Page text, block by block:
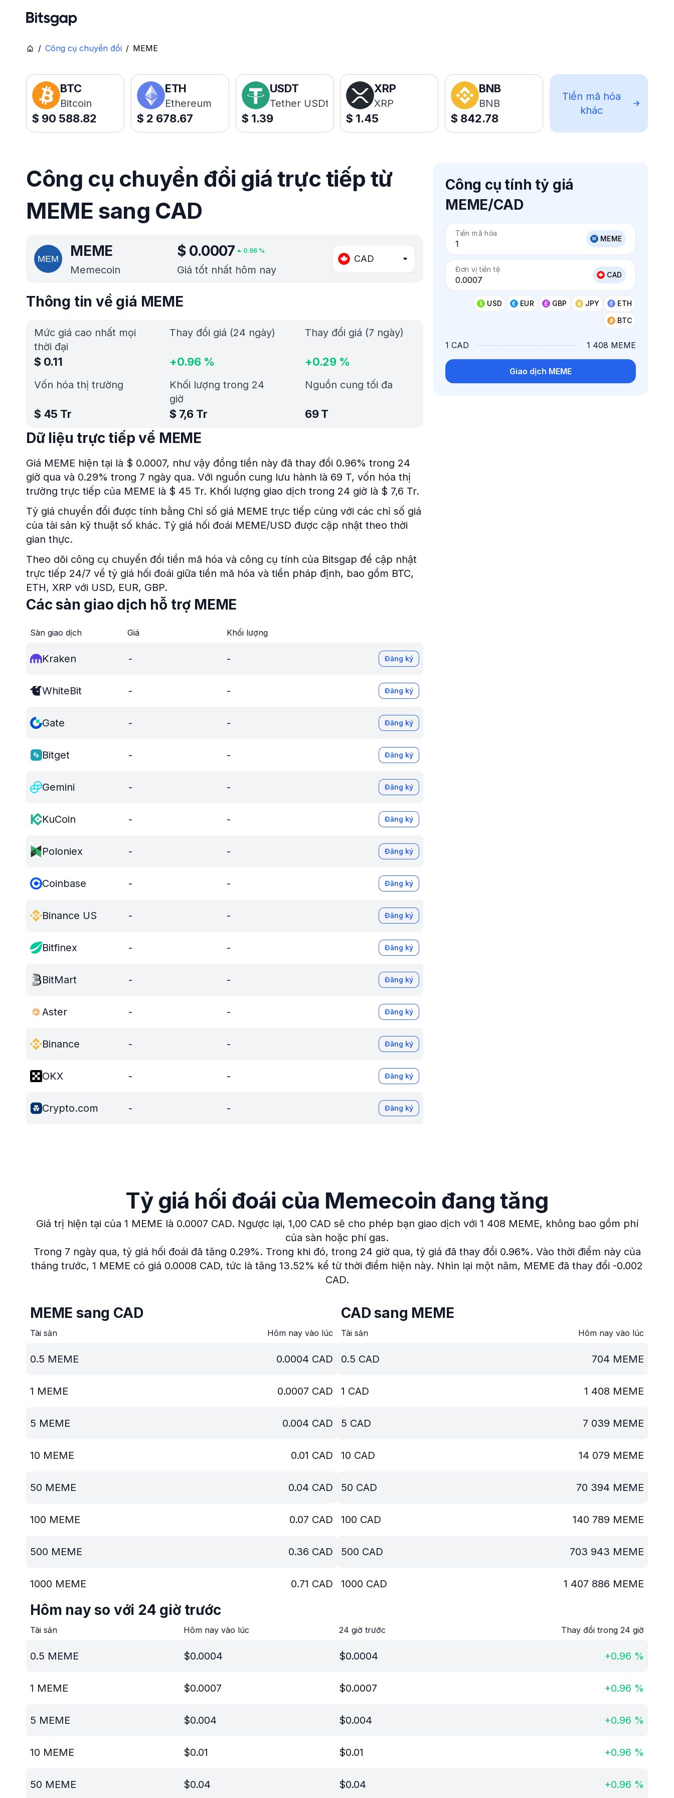
/ Công cụ chuyển đổi / MEME
BTC
Bitcoin
$ 90 588.82
ETH
Ethereum
$ 2 678.67
USDT
Tether USDt
$ 1.39
XRP
XRP
$ 1.45
BNB
BNB
$ 842.78
Tiền mã hóa
khác
Công cụ chuyển đổi giá trực tiếp từ
MEME sang CAD
MEME
Memecoin
$ 0.0007 0.96%
Giá tốt nhất hôm nay
CAD
Công cụ tính tỷ giá
MEME/CAD
Tiền mã hóa
MEME
Đơn vị tiền tệ
CAD
USD EUR GBP JPY
ETH
BTC
1 CAD 1 408 MEME
Giao dịch MEME
Thông tin về giá MEME
Mức giá cao nhất mọi
thời đại
$ 0.11
Vốn hóa thị trường
$ 45 Tr
Thay đổi giá (24 ngày)
+0.96 %
Thay đổi giá (7 ngày)
+0.29 %
Khối lượng trong 24
giờ
$ 7,6 Tr
Nguồn cung tối đa
69 T
Dữ liệu trực tiếp về MEME
Giá MEME hiện tại là $ 0.0007, như vậy đồng tiền này đã thay đổi 0.96% trong 24
giờ qua và 0.29% trong 7 ngày qua. Với nguồn cung lưu hành là 69 T, vốn hóa thị
trường trực tiếp của MEME là $ 45 Tr. Khối lượng giao dịch trong 24 giờ là $ 7,6 Tr.
Tỷ giá chuyển đổi được tính bằng Chỉ số giá MEME trực tiếp cùng với các chỉ số giá
của tài sản kỹ thuật số khác. Tỷ giá hối đoái MEME/USD được cập nhật theo thời
gian thực.
Theo dõi công cụ chuyển đổi tiền mã hóa và công cụ tính của Bitsgap để cập nhật
trực tiếp 24/7 về tỷ giá hối đoái giữa tiền mã hóa và tiền pháp định, bao gồm BTC,
ETH, XRP với USD, EUR, GBP.
Các sàn giao dịch hỗ trợ MEME
Sàn giao dịch Giá Khối lượng
Kraken - - Đăng ký
WhiteBit - - Đăng ký
Gate - - Đăng ký
Bitget - - Đăng ký
Gemini - - Đăng ký
KuCoin - - Đăng ký
Poloniex - - Đăng ký
Coinbase - - Đăng ký
Binance US - - Đăng ký
Bitfinex - - Đăng ký
BitMart - - Đăng ký
Aster - - Đăng ký
Binance - - Đăng ký
OKX - - Đăng ký
Crypto.com - - Đăng ký
Tỷ giá hối đoái của Memecoin đang tăng
Giá trị hiện tại của 1 MEME là 0.0007 CAD. Ngược lại, 1,00 CAD sẽ cho phép bạn giao dịch với 1 408 MEME, không bao gồm phí
của sàn hoặc phí gas.
Trong 7 ngày qua, tỷ giá hối đoái đã tăng 0.29%. Trong khi đó, trong 24 giờ qua, tỷ giá đã thay đổi 0.96%. Vào thời điểm này của
tháng trước, 1 MEME có giá 0.0008 CAD, tức là tăng 13.52% kể từ thời điểm hiện này. Nhìn lại một năm, MEME đã thay đổi -0.002
CAD.
MEME sang CAD
Tài sản Hôm nay vào lúc
0.5 MEME 0.0004 CAD
1 MEME 0.0007 CAD
5 MEME 0.004 CAD
10 MEME 0.01 CAD
50 MEME 0.04 CAD
100 MEME 0.07 CAD
500 MEME 0.36 CAD
1000 MEME 0.71 CAD
CAD sang MEME
Tài sản Hôm nay vào lúc
0.5 CAD 704 MEME
1 CAD 1 408 MEME
5 CAD 7 039 MEME
10 CAD 14 079 MEME
50 CAD 70 394 MEME
100 CAD 140 789 MEME
500 CAD 703 943 MEME
1000 CAD 1 407 886 MEME
Hôm nay so với 24 giờ trước
Tài sản Hôm nay vào lúc 24 giờ trước Thay đổi trong 24 giờ
0.5 MEME $0.0004 $0.0004 +0.96 %
1 MEME $0.0007 $0.0007 +0.96 %
5 MEME $0.004 $0.004 +0.96 %
10 MEME $0.01 $0.01 +0.96 %
50 MEME $0.04 $0.04 +0.96 %